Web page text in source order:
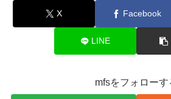
X Facebook
LINE
mfsをフォローす